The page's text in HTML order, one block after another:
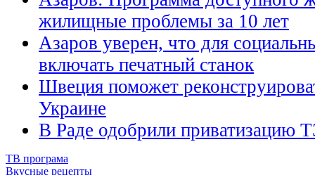
жилищные проблемы за 10 лет
Азаров уверен, что для
включать печатный станок
Швеция поможет
Украине
В Раде одобрили приватизацию
ТВ програма
Вкусные рецепты